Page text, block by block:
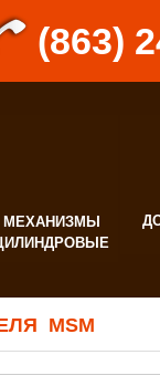
(863)
MSM